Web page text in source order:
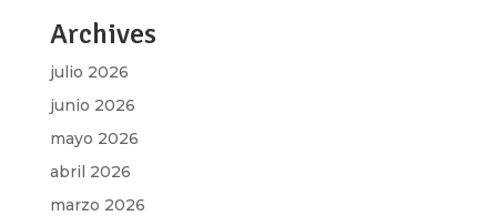
Archives
julio 2026
junio 2026
mayo 2026
abril 2026
marzo 2026